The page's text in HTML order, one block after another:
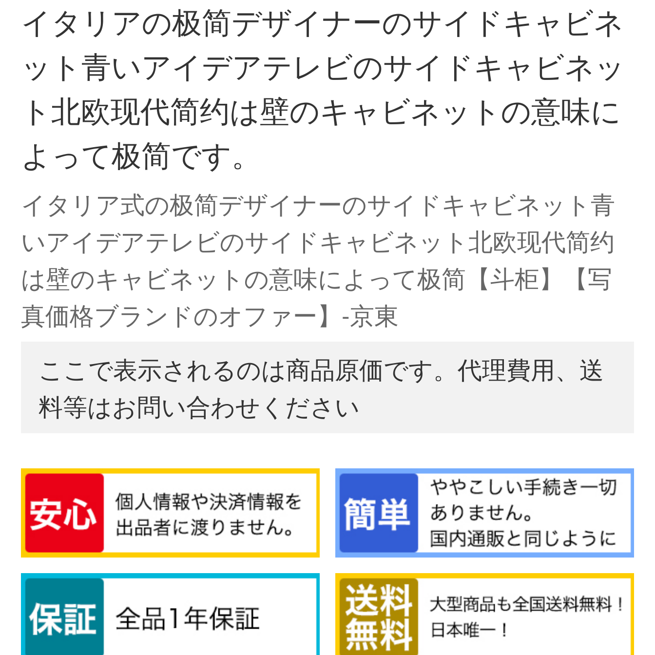
イタリアの极简デザイナーのサイドキャビネ
ット青いアイデアテレビのサイドキャビネッ
ト北欧现代简约は壁のキャビネットの意味に
よって极简です。
イタリア式の极简デザイナーのサイドキャビネット青
いアイデアテレビのサイドキャビネット北欧现代简约
は壁のキャビネットの意味によって极简【斗柜】【写
真価格ブランドのオファー】-京東
ここで表示されるのは商品原価です。代理費用、送
料等はお問い合わせください